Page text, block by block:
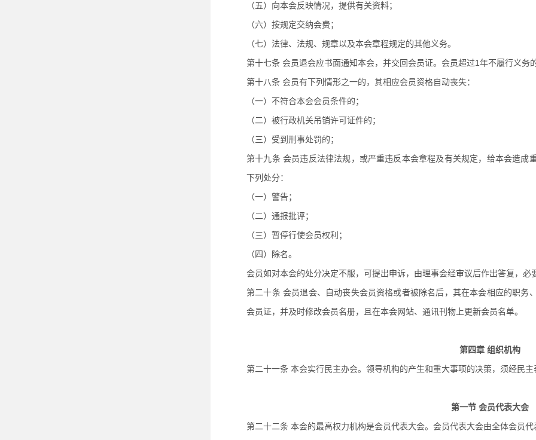
（五）向本会反映情况，提供有关资料；
（六）按规定交纳会费；
（七）法律、法规、规章以及本会章程规定的其他义务。
第十七条 会员退会应书面通知本会，并交回会员证。会员超过1年不履行义务
第十八条 会员有下列情形之一的，其相应会员资格自动丧失：
（一）不符合本会会员条件的；
（二）被行政机关吊销许可证件的；
（三）受到刑事处罚的；
第十九条 会员违反法律法规，或严重违反本会章程及有关规定，给本会造成
下列处分：
（一）警告；
（二）通报批评；
（三）暂停行使会员权利；
（四）除名。
会员如对本会的处分决定不服，可提出申诉，由理事会经审议后作出答复，必
第二十条 会员退会、自动丧失会员资格或者被除名后，其在本会相应的职务
会员证，并及时修改会员名册，且在本会网站、通讯刊物上更新会员名单。
第四章 组织机构
第二十一条 本会实行民主办会。领导机构的产生和重大事项的决策，须经民
第一节 会员代表大会
第二十二条 本会的最高权力机构是会员代表大会。会员代表大会由全体会员